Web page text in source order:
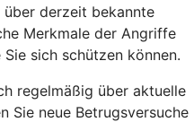
derzeit bekannte
Merkmale der Angriffe
sich schützen können.
regelmäßig über aktuelle
Sie neue Betrugsversuche